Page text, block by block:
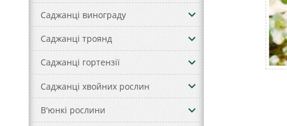
Саджанці винограду keyboard_arrow_down
Саджанці троянд keyboard_arrow_down
Саджанці гортензії keyboard_arrow_down
Саджанці хвойних рослин keyboard_arrow_down
В'юнкі рослини keyboard_arrow_down